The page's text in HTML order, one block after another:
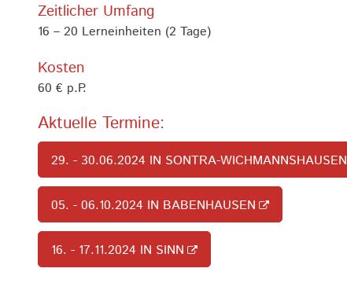
Zeitlicher Umfang
16 – 20 Lerneinheiten (2 Tage)
Kosten
60 € p.P.
Aktuelle Termine:
29. - 30.06.2024 IN SONTRA-WICHMANNSHAUSEN
05. - 06.10.2024 IN BABENHAUSEN
16. - 17.11.2024 IN SINN